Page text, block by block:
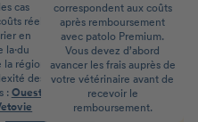
cas
réels
en
la·du
région
des
: Ouest
correspondent aux coûts
après remboursement
avec patolo Premium.
Vous devez d’abord
avancer les frais auprès de
votre vétérinaire avant de
recevoir le
remboursement.
30 € 0 €
80 € 16 €